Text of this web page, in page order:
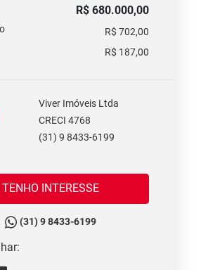
R$ 680.000,00
R$ 702,00
R$ 187,00
Viver Imóveis Ltda
CRECI 4768
(31) 9 8433-6199
TENHO INTERESSE
(31) 9 8433-6199